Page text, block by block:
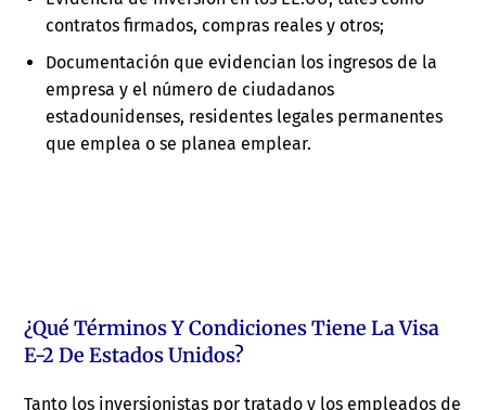
contratos firmados, compras reales y otros;
Documentación que evidencian los ingresos de la
empresa y el número de ciudadanos
estadounidenses, residentes legales permanentes
que emplea o se planea emplear.
¿Qué Términos Y Condiciones Tiene La Visa
E-2 De Estados Unidos?
Tanto los inversionistas por tratado y los empleados de